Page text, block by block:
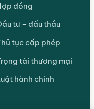
đồng
tư – đấu thầu
tục cấp phép
tài thương mại
hành chính